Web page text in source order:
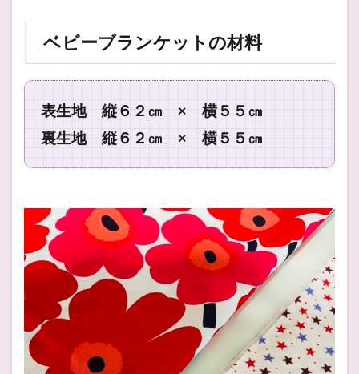
ベビーブランケットの材料
表生地 縦６２㎝ × 横５５㎝
裏生地 縦６２㎝ × 横５５㎝